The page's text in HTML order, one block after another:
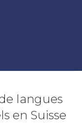
langues
en Suisse